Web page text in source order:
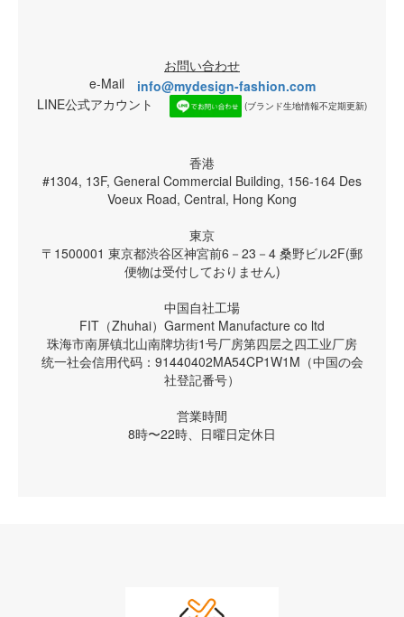
お問い合わせ
e-Mail info@mydesign-fashion.com
LINE公式アカウント
(ブランド生地情報不定期更新)
香港
#1304, 13F, General Commercial Building, 156-164 Des
Voeux Road, Central, Hong Kong
東京
〒1500001 東京都渋谷区神宮前6－23－4 桑野ビル2F(郵
便物は受付しておりません)
中国自社工場
FIT（Zhuhai）Garment Manufacture co ltd
珠海市南屏镇北山南牌坊街1号厂房第四层之四工业厂房
统一社会信用代码：91440402MA54CP1W1M（中国の会
社登記番号）
営業時間
8時〜22時、日曜日定休日